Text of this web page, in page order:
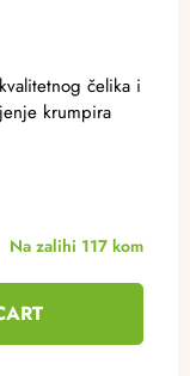
Na zalihi 117 kom
čelika i
krumpira